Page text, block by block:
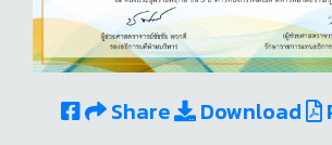
Share Download